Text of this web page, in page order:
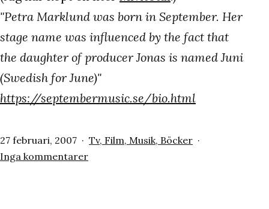
"Petra Marklund was born in September. Her
stage name was influenced by the fact that
the daughter of producer Jonas is named Juni
(Swedish for June)"
https://septembermusic.se/bio.html
Publicerat
den
27 februari, 2007
Kategoriserat
Tv, Film, Musik, Böcker
Inga kommentarertill